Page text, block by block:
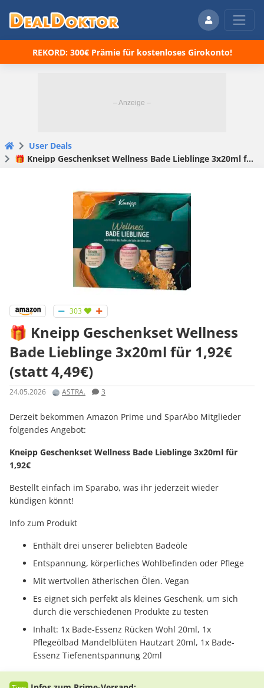
REKORD: 300€ Prämie für kostenloses Girokonto!
User Deals
🎁 Kneipp Geschenkset Wellness Bade Lieblinge 3x20ml für 1,92€ (statt 4,49€)
303
🎁 Kneipp Geschenkset Wellness
Bade Lieblinge 3x20ml für 1,92€
(statt 4,49€)
24.05.2026 ASTRA. 3
Derzeit bekommen Amazon Prime und SparAbo Mitglieder
folgendes Angebot:
Kneipp Geschenkset Wellness Bade Lieblinge 3x20ml für
1,92€
Bestellt einfach im Sparabo, was ihr jederzeit wieder
kündigen könnt!
Info zum Produkt
Enthält drei unserer beliebten Badeöle
Entspannung, körperliches Wohlbefinden oder Pflege
Mit wertvollen ätherischen Ölen. Vegan
Es eignet sich perfekt als kleines Geschenk, um sich
durch die verschiedenen Produkte zu testen
Inhalt: 1x Bade-Essenz Rücken Wohl 20ml, 1x
Pflegeölbad Mandelblüten Hautzart 20ml, 1x Bade-
Essenz Tiefenentspannung 20ml